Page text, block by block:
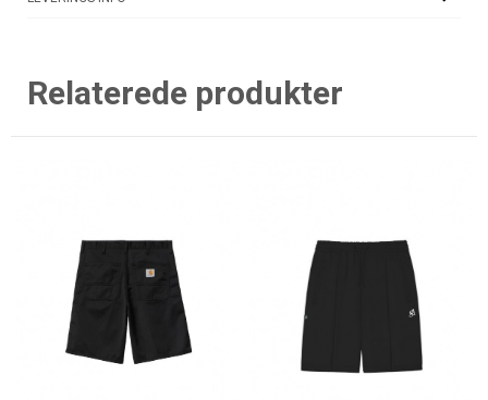
Relaterede produkter